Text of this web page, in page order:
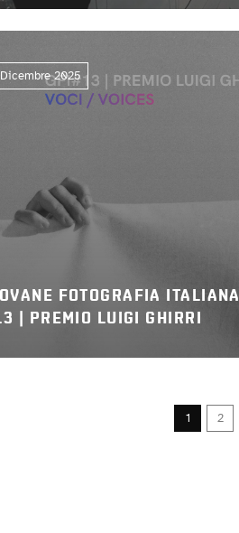
2025
FOTOGRAFIA ITALIANA
| PREMIO LUIGI GHIRRI
1 2